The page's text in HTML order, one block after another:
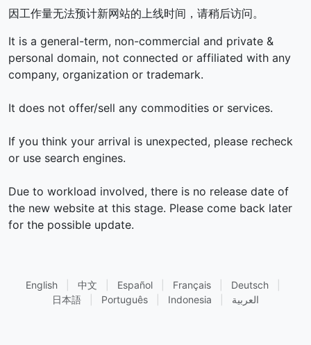
因工作量无法预计新网站的上线时间，请稍后访问。
It is a general-term, non-commercial and private &
personal domain, not connected or affiliated with any
company, organization or trademark.
It does not offer/sell any commodities or services.
If you think your arrival is unexpected, please recheck
or use search engines.
Due to workload involved, there is no release date of
the new website at this stage. Please come back later
for the possible update.
English 中文 Español Français Deutsch
日本語
Português Indonesia العربية